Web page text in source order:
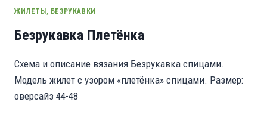
ЖИЛЕТЫ, БЕЗРУКАВКИ
Безрукавка Плетёнка
Схема и описание вязания Безрукавка спицами.
Модель жилет с узором «плетёнка» спицами. Размер:
оверсайз 44-48